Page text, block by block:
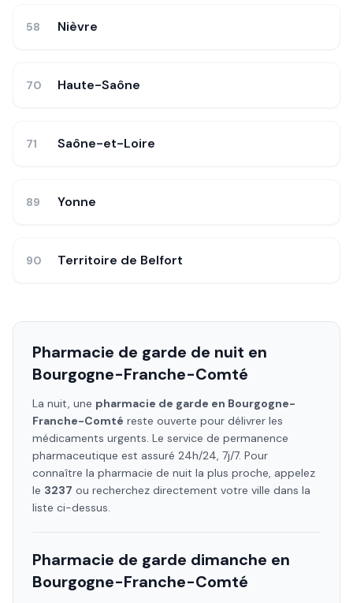
58 Nièvre
70 Haute-Saône
71 Saône-et-Loire
89 Yonne
90 Territoire de Belfort
Pharmacie de garde de nuit en
Bourgogne-Franche-Comté
La nuit, une pharmacie de garde en Bourgogne-
Franche-Comté reste ouverte pour délivrer les
médicaments urgents. Le service de permanence
pharmaceutique est assuré 24h/24, 7j/7. Pour
connaître la pharmacie de nuit la plus proche, appelez
le 3237 ou recherchez directement votre ville dans la
liste ci-dessus.
Pharmacie de garde dimanche en
Bourgogne-Franche-Comté